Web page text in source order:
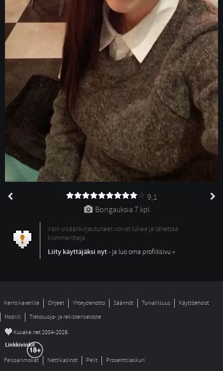
9,1
Bongauksia 7 kpl
Vain sisäänkirjautuneet voivat lukea ja lähettää
kommentteja.
Liity käyttäjäksi nyt- ja luo oma profiilisivu »
Kerro kaverille Ohjeet Yhteydenotto Säännöt Turvallisuus
Käyttöehdot
Mobiili
Tietosuoja- ja rekisteriseloste
© Kuvake.net 2004-2026.
Linkkivinkit
Feissarimokat Nettikasinot Pelit Prosenttilaskuri